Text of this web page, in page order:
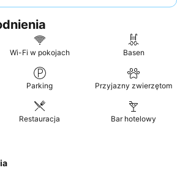
zapewnić sobie spokojniejszy pobyt,
z widokiem na ogród.
Wi-Fi w pokojach Basen
Parking Przyjazny zwierzętom
Restauracja Bar hotelowy